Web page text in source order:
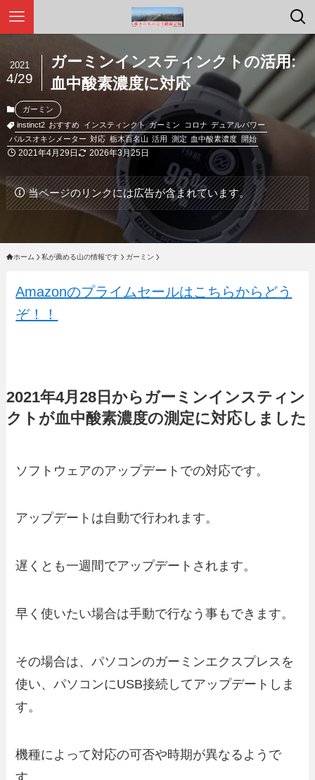
ガーミンインスティンクトの活用:
血中酸素濃度に対応
2021
4/29
ガーミン
instinct2 おすすめ インスティンクト ガーミン コロナ デュアルパワー
パルスオキシメーター 対応 栃木百名山 活用 測定 血中酸素濃度 開始
2021年4月29日 2026年3月25日
当ページのリンクには広告が含まれています。
ホーム 私が薦める山の情報です ガーミン
Amazonのプライムセールはこちらからどう
ぞ！！
2021年4月28日からガーミンインスティン
クトが血中酸素濃度の測定に対応しました
ソフトウェアのアップデートでの対応です。
アップデートは自動で行われます。
遅くとも一週間でアップデートされます。
早く使いたい場合は手動で行なう事もできます。
その場合は、パソコンのガーミンエクスプレスを
使い、パソコンにUSB接続してアップデートしま
す。
機種によって対応の可否や時期が異なるようで
す。